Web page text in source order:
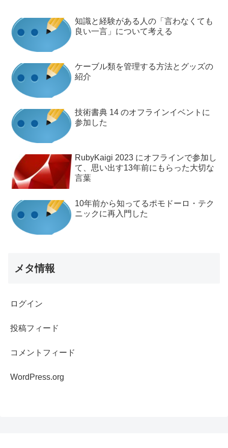
知識と経験がある人の「言わなくても
良い一言」について考える
ケーブル類を管理する方法とグッズの
紹介
技術書典 14 のオフラインイベントに
参加した
RubyKaigi 2023 にオフラインで参加し
て、思い出す13年前にもらった大切な
言葉
10年前から知ってるポモドーロ・テク
ニックに再入門した
メタ情報
ログイン
投稿フィード
コメントフィード
WordPress.org